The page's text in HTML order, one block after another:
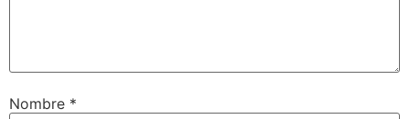
Nombre *